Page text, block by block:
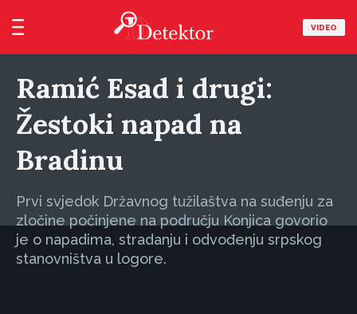
VIDEO
Ramić Esad i drugi:
Žestoki napad na
Bradinu
Prvi svjedok Državnog tužilaštva na suđenju za
zločine počinjene na području Konjica govorio
je o napadima, stradanju i odvođenju srpskog
stanovništva u logore.